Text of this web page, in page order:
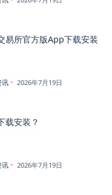
易所官方版App下载安装
讯 2026年7月19日
载安装？
讯 2026年7月19日